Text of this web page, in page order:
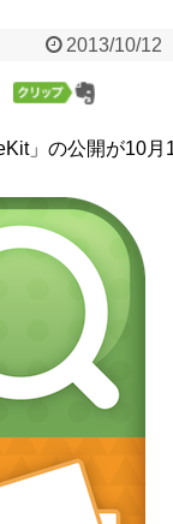
2013/10/12
」の公開が10月